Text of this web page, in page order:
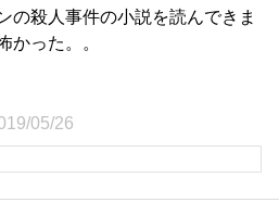
の殺人事件の小説を読んできま
かった。。
05/26